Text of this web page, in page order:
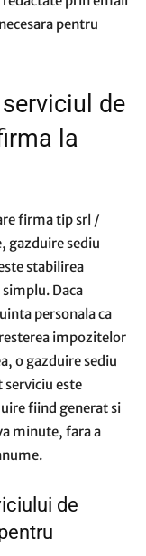
pentru
de
la
firma tip srl /
gazduire sediu
stabilirea
Daca
personala ca
impozitelor
o gazduire sediu
serviciu este
fiind generat si
minute, fara a
de